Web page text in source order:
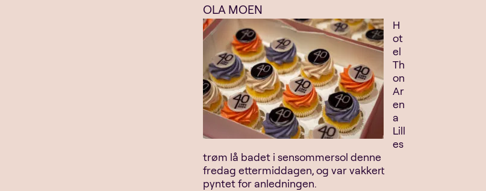
OLA MOEN
H
ot
el
Th
on
Ar
en
a
Lill
es
trøm lå badet i sensommersol denne
fredag ettermiddagen, og var vakkert
pyntet for anledningen.